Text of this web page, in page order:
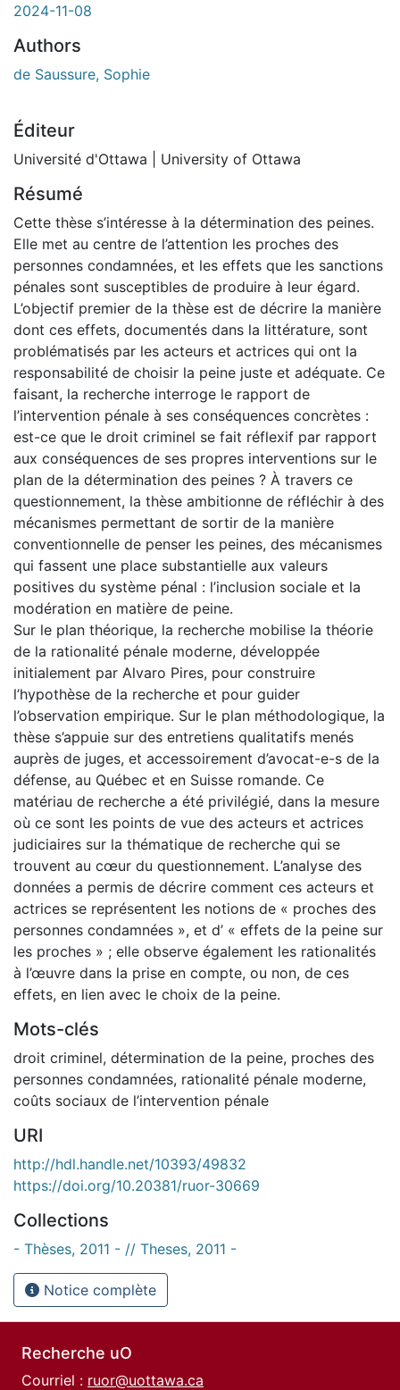
2024-11-08
Authors
de Saussure, Sophie
Éditeur
Université d'Ottawa | University of Ottawa
Résumé
Cette thèse s’intéresse à la détermination des peines.
Elle met au centre de l’attention les proches des
personnes condamnées, et les effets que les sanctions
pénales sont susceptibles de produire à leur égard.
L’objectif premier de la thèse est de décrire la manière
dont ces effets, documentés dans la littérature, sont
problématisés par les acteurs et actrices qui ont la
responsabilité de choisir la peine juste et adéquate. Ce
faisant, la recherche interroge le rapport de
l’intervention pénale à ses conséquences concrètes :
est-ce que le droit criminel se fait réflexif par rapport
aux conséquences de ses propres interventions sur le
plan de la détermination des peines ? À travers ce
questionnement, la thèse ambitionne de réfléchir à des
mécanismes permettant de sortir de la manière
conventionnelle de penser les peines, des mécanismes
qui fassent une place substantielle aux valeurs
positives du système pénal : l’inclusion sociale et la
modération en matière de peine.
Sur le plan théorique, la recherche mobilise la théorie
de la rationalité pénale moderne, développée
initialement par Alvaro Pires, pour construire
l’hypothèse de la recherche et pour guider
l’observation empirique. Sur le plan méthodologique, la
thèse s’appuie sur des entretiens qualitatifs menés
auprès de juges, et accessoirement d’avocat-e-s de la
défense, au Québec et en Suisse romande. Ce
matériau de recherche a été privilégié, dans la mesure
où ce sont les points de vue des acteurs et actrices
judiciaires sur la thématique de recherche qui se
trouvent au cœur du questionnement. L’analyse des
données a permis de décrire comment ces acteurs et
actrices se représentent les notions de « proches des
personnes condamnées », et d’ « effets de la peine sur
les proches » ; elle observe également les rationalités
à l’œuvre dans la prise en compte, ou non, de ces
effets, en lien avec le choix de la peine.
Mots-clés
droit criminel, détermination de la peine, proches des
personnes condamnées, rationalité pénale moderne,
coûts sociaux de l’intervention pénale
URI
http://hdl.handle.net/10393/49832
https://doi.org/10.20381/ruor-30669
Collections
- Thèses, 2011 - // Theses, 2011 -
Notice complète
Recherche uO
Courriel : ruor@uottawa.ca